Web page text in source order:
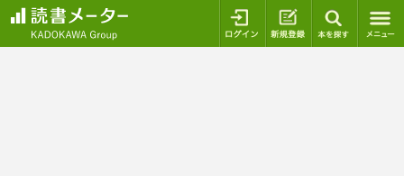
ログイン 新規登録